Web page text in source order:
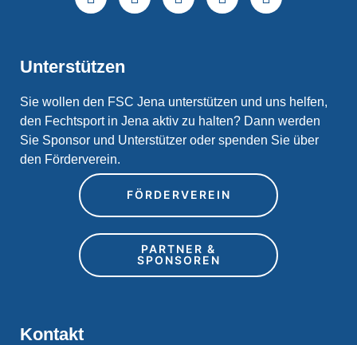
Unterstützen
Sie wollen den FSC Jena unterstützen und uns helfen,
den Fechtsport in Jena aktiv zu halten? Dann werden
Sie Sponsor und Unterstützer oder spenden Sie über
den Förderverein.
FÖRDERVEREIN
PARTNER &
SPONSOREN
Kontakt